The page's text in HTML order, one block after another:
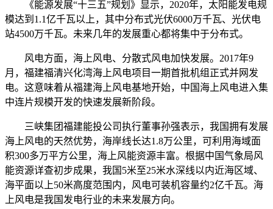
《能源发展“十三五”规划》显示，2020年，太阳能发电规
模达到1.1亿千瓦以上，其中分布式光伏6000万千瓦、光伏电
站4500万千瓦。未来几年的发展重心都将集中于分布式。
风电方面，海上风电、分散式风电加快发展。2017年9
月，福建福清兴化湾海上风电项目一期首批机组正式并网发
电。这意味着从福建海上风电基地开始，中国海上风电进入集
中连片规模开发的快速发展新阶段。
三峡集团福建能投公司执行董事孙强表示，我国拥有发展
海上风电的天然优势，海岸线长达1.8万公里，可利用海域面
积300多万平方公里，海上风能资源丰富。根据中国气象局风
能资源详查初步成果，我国5米至25米水深线以内近海区域、
海平面以上50米高度范围内，风电可装机容量约2亿千瓦。海
上风电是我国发电行业的未来发展方向。